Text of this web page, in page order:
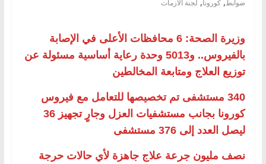
ضوابط كورونا لجنة الأزمات
وزيرة الصحة: 6 محافظات الأعلى في الإصابة
بالفيروس.. و5013 وحدة رعاية أساسية مسئولة عن
توزيع العلاج ومتابعة المخالطين
340 مستشفى تم تخصيصها للتعامل مع فيروس
كورونا بجانب مستشفيات العزل وجارٍ تجهيز 36
ليصل العدد إلى 376 مستشفى
نصف مليون جرعة علاج جاهزة لأي حالات حرجة